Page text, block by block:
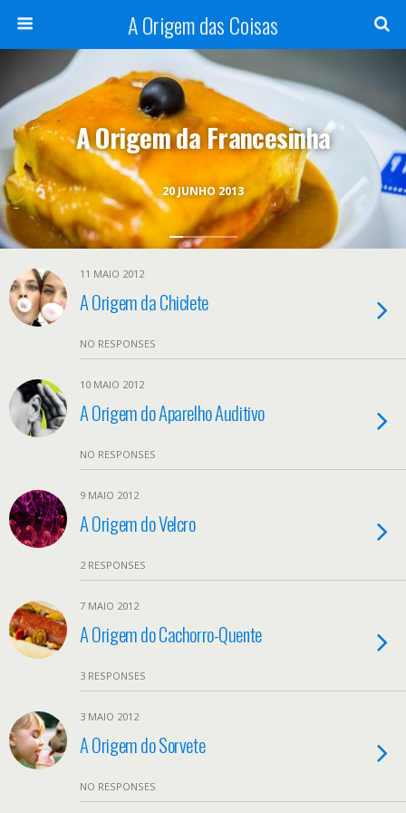
A Origem das Coisas
20 JUNHO 2013
A Origem da Francesinha
11 MAIO 2012
A Origem da Chiclete
NO RESPONSES
10 MAIO 2012
A Origem do Aparelho Auditivo
NO RESPONSES
9 MAIO 2012
A Origem do Velcro
2 RESPONSES
7 MAIO 2012
A Origem do Cachorro-Quente
3 RESPONSES
3 MAIO 2012
A Origem do Sorvete
NO RESPONSES